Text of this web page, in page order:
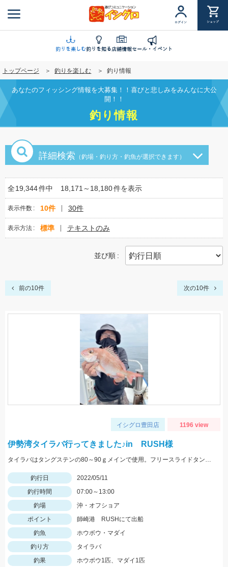
ン
に
移
動
ログイン ショップ
釣りを楽しむ釣りを知る店舗情報セール・イベント
トップページ 釣りを楽しむ 釣り情報
あなたのフィッシング情報を大募集！！喜びと悲しみをみんなに大公
開！！
釣り情報
詳細検索 （釣場・釣り方・釣魚が選択できます）
全19,344件中 18,171～18,180件を表示
表示件数 10件 30件
表示方法 標準 テキストのみ
並び順
前の10件 次の10件
イシグロ豊田店 1196 view
伊勢湾タイラバ行ってきました♪in RUSH様
タイラバはタングステンの80～90ｇメインで使用。フリースライドタングステンの反応◎ボトムを丁寧に探ることがキモでした。
釣行日
2022/05/11
釣行時間
07:00～13:00
釣場
沖・オフショア
ポイント
師崎港 RUSHにて出船
釣魚
ホウボウ・マダイ
釣り方
タイラバ
釣果
ホウボウ1匹、マダイ1匹